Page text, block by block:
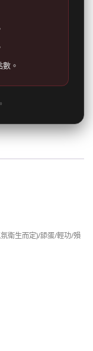
。
衛生而定)/舔蛋/輕功/殞